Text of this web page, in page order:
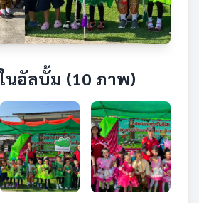
อัลบั้ม (10 ภาพ)